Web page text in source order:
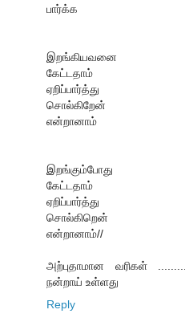
பார்க்க
இறங்கியவனை
கேட்டதாம்
ஏறிப்பார்த்து
சொல்கிறேன்
என்றானாம்
இறங்கும்போது
கேட்டதாம்
ஏறிப்பார்த்து
சொல்கிறென்
என்றானாம்//
அற்புதாமான வரிகள்
நன்றாய் உள்ளது
Reply